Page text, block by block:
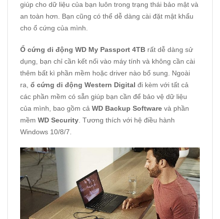
giúp cho dữ liệu của bạn luôn trong trạng thái bảo mật và
an toàn hơn. Bạn cũng có thể dễ dàng cài đặt mật khẩu
cho ổ cứng của mình.
Ổ cứng di động WD My Passport 4TB rất dễ dàng sử
dụng, bạn chỉ cần kết nối vào máy tính và không cần cài
thêm bất kì phần mềm hoặc driver nào bổ sung. Ngoài
ra, ổ cứng di động Western Digital đi kèm với tất cả
các phần mềm có sẵn giúp bạn cần để bảo vệ dữ liệu
của mình, bao gồm cả WD Backup Software và phần
mềm WD Security. Tương thích với hệ điều hành
Windows 10/8/7.